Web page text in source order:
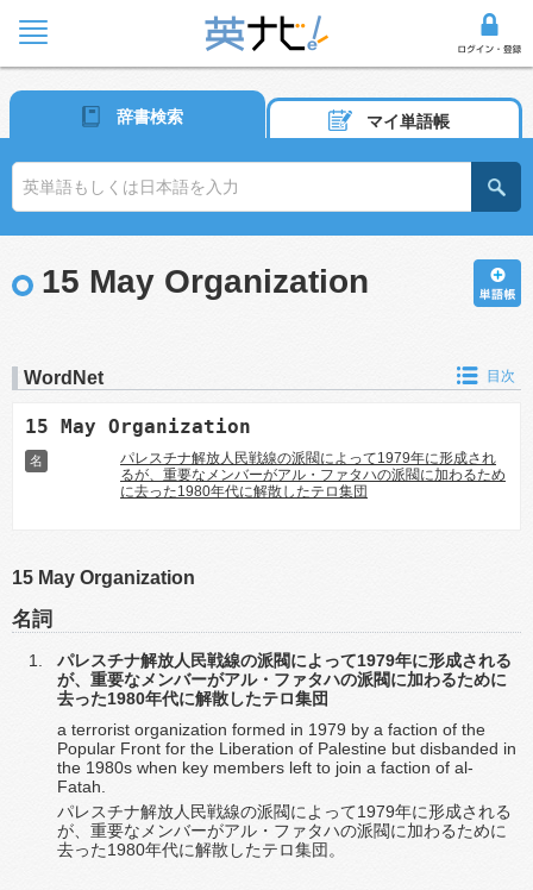
辞書検索 マイ単語帳
15 May Organization
WordNet 目次
15 May Organization
名
パレスチナ解放人民戦線の派閥によって1979年に形成され
るが、重要なメンバーがアル・ファタハの派閥に加わるため
に去った1980年代に解散したテロ集団
15 May Organization
名詞
パレスチナ解放人民戦線の派閥によって1979年に形成される
が、重要なメンバーがアル・ファタハの派閥に加わるために
去った1980年代に解散したテロ集団
a terrorist organization formed in 1979 by a faction of the
Popular Front for the Liberation of Palestine but disbanded in
the 1980s when key members left to join a faction of al-
Fatah.
パレスチナ解放人民戦線の派閥によって1979年に形成される
が、重要なメンバーがアル・ファタハの派閥に加わるために
去った1980年代に解散したテロ集団。